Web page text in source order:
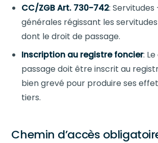
CC/ZGB Art. 730-742: Servitudes
générales régissant les
dont le droit de passage.
Inscription au registre foncier:
passage doit être inscrit au
bien grevé pour produire ses
tiers.
Chemin d’accès